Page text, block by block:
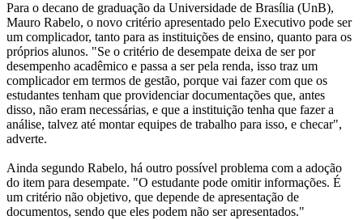
Para o decano de graduação da Universidade de Brasília (UnB),
Mauro Rabelo, o novo critério apresentado pelo Executivo pode ser
um complicador, tanto para as instituições de ensino, quanto para os
próprios alunos. "Se o critério de desempate deixa de ser por
desempenho acadêmico e passa a ser pela renda, isso traz um
complicador em termos de gestão, porque vai fazer com que os
estudantes tenham que providenciar documentações que, antes
disso, não eram necessárias, e que a instituição tenha que fazer a
análise, talvez até montar equipes de trabalho para isso, e checar",
adverte.
Ainda segundo Rabelo, há outro possível problema com a adoção
do item para desempate. "O estudante pode omitir informações. É
um critério não objetivo, que depende de apresentação de
documentos, sendo que eles podem não ser apresentados."